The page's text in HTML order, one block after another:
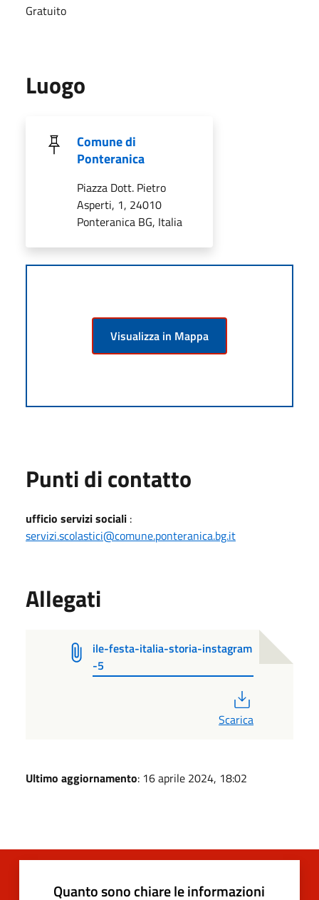
Gratuito
Luogo
Comune di
Ponteranica
Piazza Dott. Pietro
Asperti, 1, 24010
Ponteranica BG, Italia
Visualizza in Mappa
Punti di contatto
ufficio servizi sociali :
servizi.scolastici@comune.ponteranica.bg.it
Allegati
ile-festa-italia-storia-instagram
-5
Scarica
Ultimo aggiornamento: 16 aprile 2024, 18:02
Quanto sono chiare le informazioni